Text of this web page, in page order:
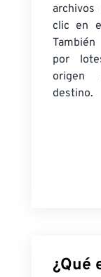
clic en
por
origen
destino.
¿Qué